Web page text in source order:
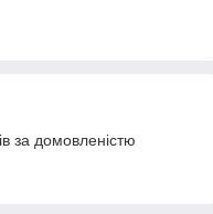
за домовленістю